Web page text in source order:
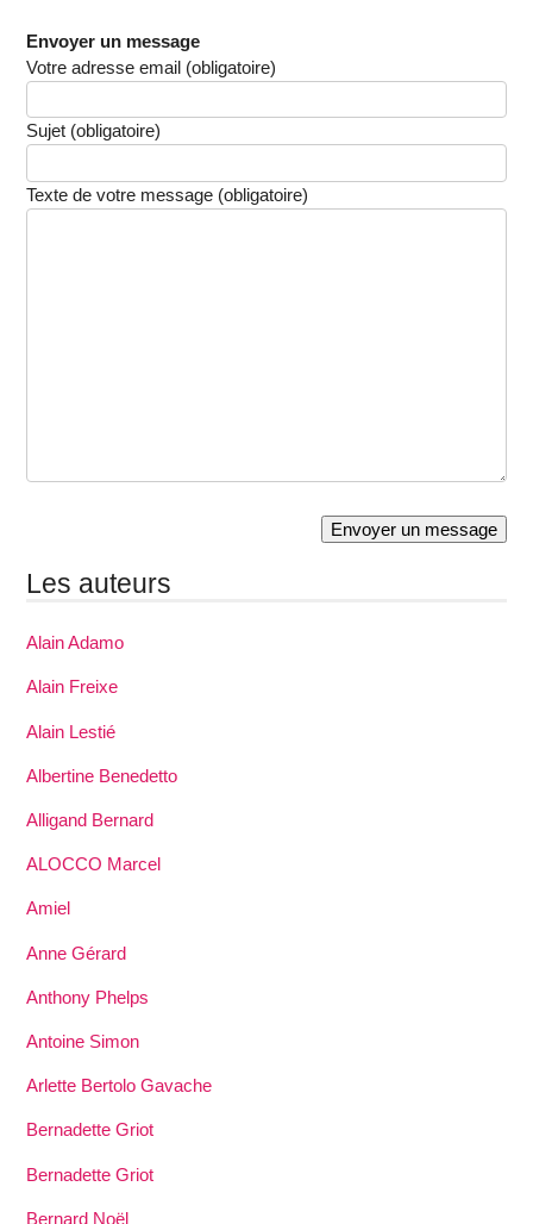
Envoyer un message
Votre adresse email (obligatoire)
Sujet (obligatoire)
Texte de votre message (obligatoire)
Les auteurs
Alain Adamo
Alain Freixe
Alain Lestié
Albertine Benedetto
Alligand Bernard
ALOCCO Marcel
Amiel
Anne Gérard
Anthony Phelps
Antoine Simon
Arlette Bertolo Gavache
Bernadette Griot
Bernadette Griot
Bernard Noël